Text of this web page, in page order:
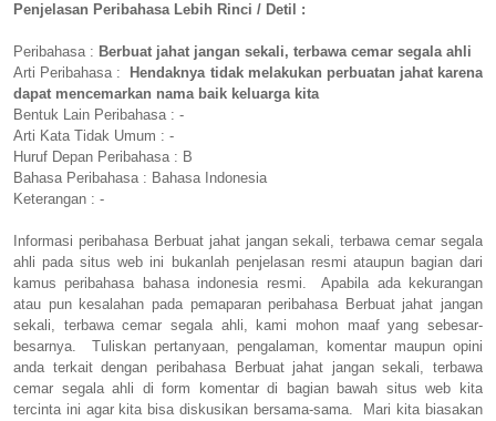
Penjelasan Peribahasa Lebih Rinci / Detil :
Peribahasa : Berbuat jahat jangan sekali, terbawa cemar segala ahli
Arti Peribahasa :
Hendaknya tidak melakukan perbuatan jahat karena
dapat mencemarkan nama baik keluarga kita
Bentuk Lain Peribahasa : -
Arti Kata Tidak Umum : -
Huruf Depan Peribahasa : B
Bahasa Peribahasa : Bahasa Indonesia
Keterangan : -
Informasi peribahasa Berbuat jahat jangan sekali, terbawa cemar segala
ahli pada situs web ini bukanlah penjelasan resmi ataupun bagian dari
kamus peribahasa bahasa indonesia resmi. Apabila ada kekurangan
atau pun kesalahan pada pemaparan peribahasa Berbuat jahat jangan
sekali, terbawa cemar segala ahli, kami mohon maaf yang sebesar-
besarnya. Tuliskan pertanyaan, pengalaman, komentar maupun opini
anda terkait dengan peribahasa Berbuat jahat jangan sekali, terbawa
cemar segala ahli di form komentar di bagian bawah situs web kita
tercinta ini agar kita bisa diskusikan bersama-sama. Mari kita biasakan